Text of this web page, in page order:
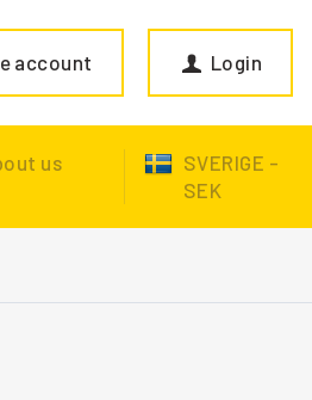
account Login
us
SVERIGE -
SEK